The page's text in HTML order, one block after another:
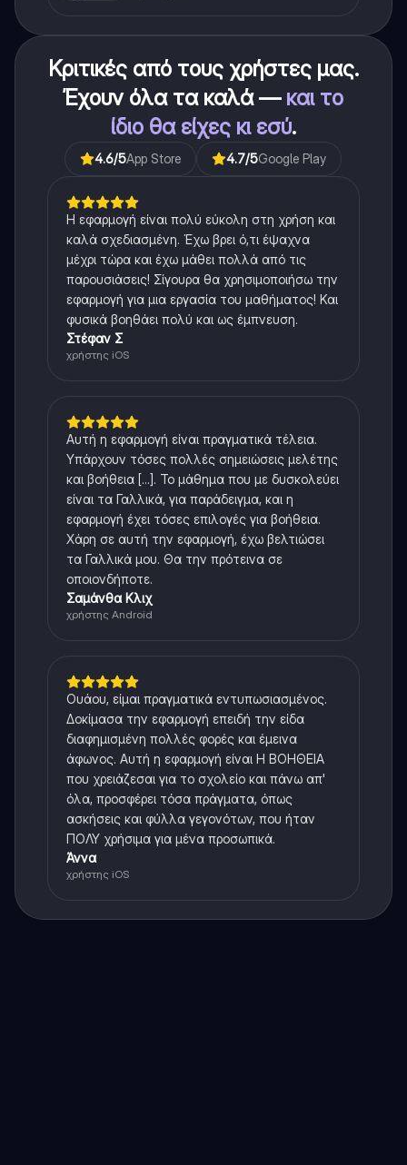
Κριτικές από τους χρήστες μας.
Έχουν όλα τα καλά — και το
ίδιο θα είχες κι εσύ.
4.6/5App Store 4.7/5Google Play
Η εφαρμογή είναι πολύ εύκολη στη χρήση και
καλά σχεδιασμένη. Έχω βρει ό,τι έψαχνα
μέχρι τώρα και έχω μάθει πολλά από τις
παρουσιάσεις! Σίγουρα θα χρησιμοποιήσω την
εφαρμογή για μια εργασία του μαθήματος! Και
φυσικά βοηθάει πολύ και ως έμπνευση.
Στέφαν Σ
χρήστης iOS
Αυτή η εφαρμογή είναι πραγματικά τέλεια.
Υπάρχουν τόσες πολλές σημειώσεις μελέτης
και βοήθεια [...]. Το μάθημα που με δυσκολεύει
είναι τα Γαλλικά, για παράδειγμα, και η
εφαρμογή έχει τόσες επιλογές για βοήθεια.
Χάρη σε αυτή την εφαρμογή, έχω βελτιώσει
τα Γαλλικά μου. Θα την πρότεινα σε
οποιονδήποτε.
Σαμάνθα Κλιχ
χρήστης Android
Ουάου, είμαι πραγματικά εντυπωσιασμένος.
Δοκίμασα την εφαρμογή επειδή την είδα
διαφημισμένη πολλές φορές και έμεινα
άφωνος. Αυτή η εφαρμογή είναι Η ΒΟΗΘΕΙΑ
που χρειάζεσαι για το σχολείο και πάνω απ'
όλα, προσφέρει τόσα πράγματα, όπως
ασκήσεις και φύλλα γεγονότων, που ήταν
ΠΟΛΥ χρήσιμα για μένα προσωπικά.
Άννα
χρήστης iOS